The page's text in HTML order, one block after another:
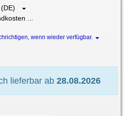
(DE)
...
wenn wieder verfügbar.
lieferbar ab28.08.2026